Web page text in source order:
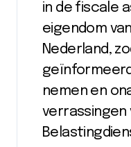
in de fiscale
eigendom
Nederland,
nemen en
verrassingen